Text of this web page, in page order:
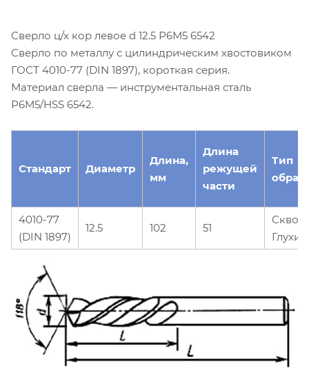
Сверло ц/х кор левое d 12.5 Р6М5 6542
Сверло по металлу с цилиндрическим хвостовиком
ГОСТ 4010-77 (DIN 1897), короткая серия.
Материал сверла — инструментальная сталь
Р6М5/HSS 6542.
Стандарт Диаметр
Длина,
мм
Длина
режущей
части
Тип
4010-77
(DIN 1897)
12.5 102 51
Глухие